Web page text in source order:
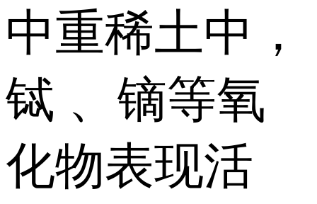
中重稀土中，
铽 、镝等氧
化物表现活